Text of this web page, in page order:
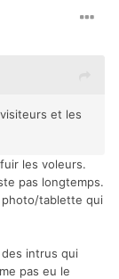
et les
les voleurs.
pas longtemps.
photo/tablette qui
intrus qui
pas eu le